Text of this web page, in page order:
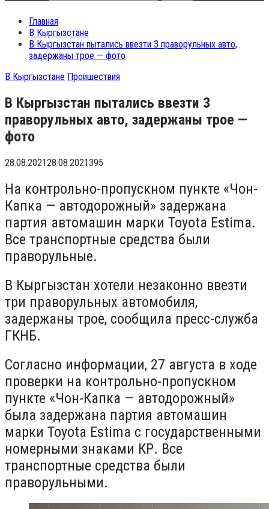
Главная
В Кыргызстане
В Кыргызстан пытались ввезти 3 праворульных авто,
задержаны трое — фото
В Кыргызстане Проишествия
В Кыргызстан пытались ввезти 3
праворульных авто, задержаны трое —
фото
28.08.202128.08.2021395
На контрольно-пропускном пункте «Чон-
Капка — автодорожный» задержана
партия автомашин марки Toyota Estima.
Все транспортные средства были
праворульные.
В Кыргызстан хотели незаконно ввезти
три праворульных автомобиля,
задержаны трое, сообщила пресс-служба
ГКНБ.
Согласно информации, 27 августа в ходе
проверки на контрольно-пропускном
пункте «Чон-Капка — автодорожный»
была задержана партия автомашин
марки Toyota Estima с государственными
номерными знаками КР. Все
транспортные средства были
праворульными.